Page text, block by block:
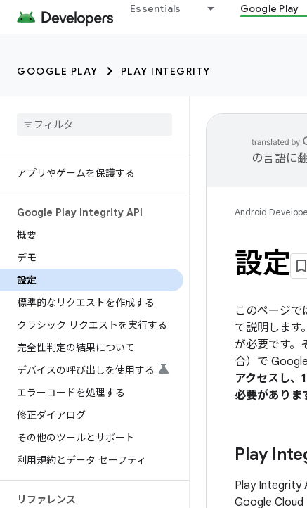
Essentials Google Play
GOOGLE PLAY PLAY INTEGRITY
アプリやゲームを保護する
Google Play Integrity API
概要
デモ
設定
標準的なリクエストを作成する
クラシック リクエストを実行する
完全性判定の結果について
デバイスの呼び出しを使用する
エラーコードを処理する
修正ダイアログ
その他のツールとサポート
利用規約とデータ セーフティ
リファレンス
の言語に
Android
設定
このページ
て説明します
が必要です。
合）で
アクセスし、
必要がありま
Play
Play Integrity
Google Cloud